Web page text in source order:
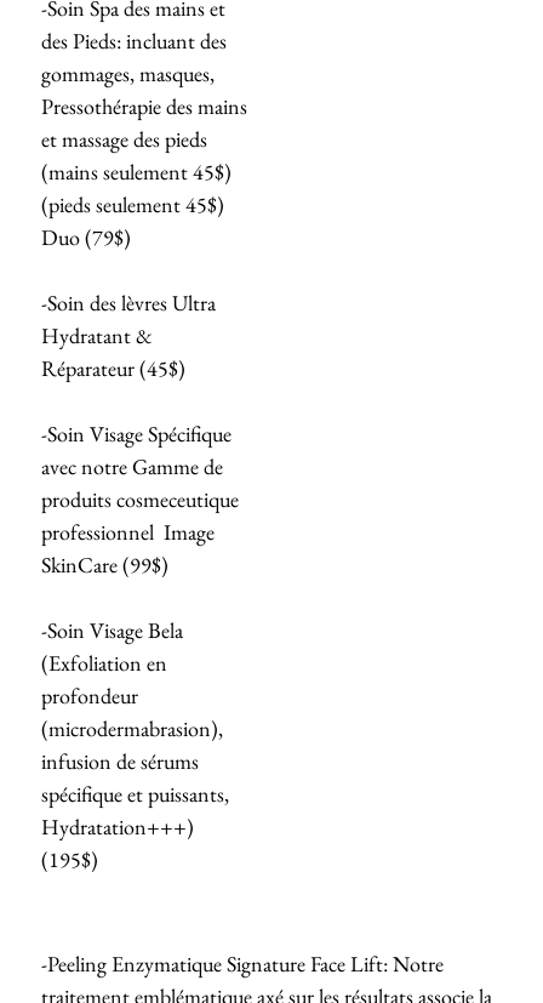
-Soin Spa des mains et
des Pieds: incluant des
gommages, masques,
Pressothérapie des mains
et massage des pieds
(mains seulement 45$)
(pieds seulement 45$)
Duo (79$)
-Soin des lèvres Ultra
Hydratant &
Réparateur (45$)
-Soin Visage Spécifique
avec notre Gamme de
produits cosmeceutique
professionnel Image
SkinCare (99$)
-Soin Visage Bela
(Exfoliation en
profondeur
(microdermabrasion),
infusion de sérums
spécifique et puissants,
Hydratation+++)
(195$)
-Peeling Enzymatique Signature Face Lift: Notre
traitement emblématique axé sur les résultats associe la